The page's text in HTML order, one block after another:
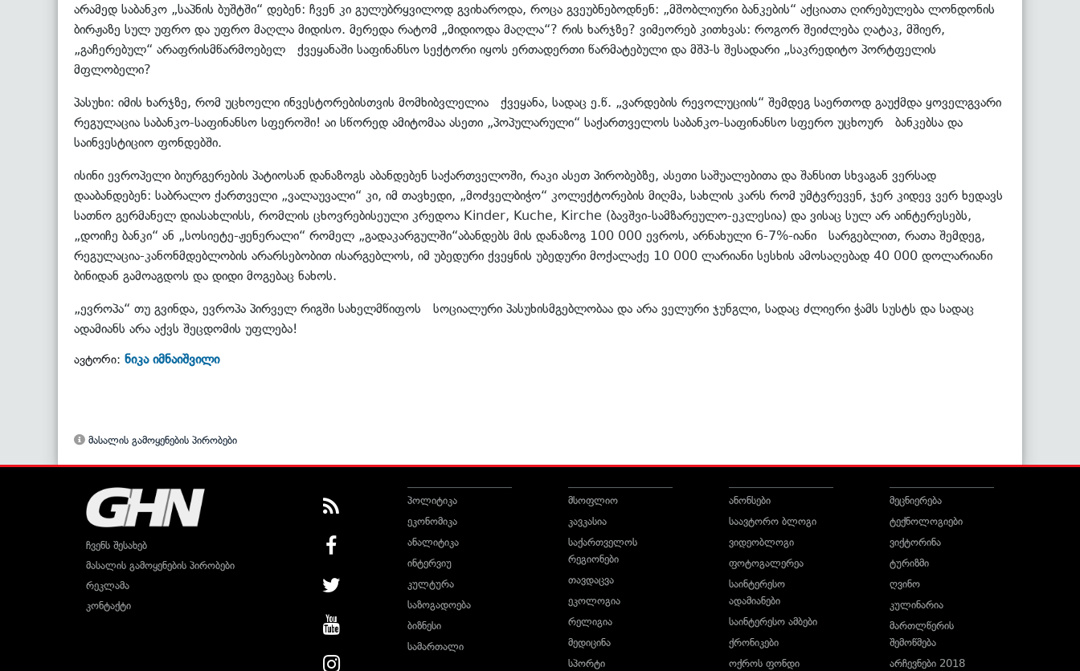
არამედ საბანკო „საპნის ბუშტში“ დებენ: ჩვენ კი გულუბრყვილოდ გვიხაროდა, როცა გვეუბნებოდნენ: „მშობლიური ბანკების“ აქციათა ღირებულება ლონდონის
ბირჟაზე სულ უფრო და უფრო მაღლა მიდისო. მერედა რატომ „მიდიოდა მაღლა“? რის ხარჯზე? ვიმეორებ კითხვას: როგორ შეიძლება ღატაკ, მშიერ,
„გაჩერებულ“ არაფრისმწარმოებელ ქვეყანაში საფინანსო სექტორი იყოს ერთადერთი წარმატებული და მშპ-ს შესადარი „საკრედიტო პორტფელის
მფლობელი?
პასუხი: იმის ხარჯზე, რომ უცხოელი ინვესტორებისთვის მომხიბვლელია ქვეყანა, სადაც ე.წ. „ვარდების რევოლუციის“ შემდეგ საერთოდ გაუქმდა ყოველგვარი
რეგულაცია საბანკო-საფინანსო სფეროში! აი სწორედ ამიტომაა ასეთი „პოპულარული“ საქართველოს საბანკო-საფინანსო სფერო უცხოურ ბანკებსა და
საინვესტიციო ფონდებში.
ისინი ევროპელი ბიურგერების პატიოსან დანაზოგს აბანდებენ საქართველოში, რაკი ასეთ პირობებზე, ასეთი საშუალებითა და შანსით სხვაგან ვერსად
დააბანდებენ: საბრალო ქართველი „ვალაუვალი“ კი, იმ თავხედი, „მოძველბიჭო“ კოლექტორების მიღმა, სახლის კარს რომ უმტვრევენ, ჯერ კიდევ ვერ ხედავს
სათნო გერმანელ დიასახლისს, რომლის ცხოვრებისეული კრედოა Kinder, Kuche, Kirche (ბავშვი-სამზარეულო-ეკლესია) და ვისაც სულ არ აინტერესებს,
„დოიჩე ბანკი“ ან „სოსიეტე-ჟენერალი“ რომელ „გადაკარგულში“აბანდებს მის დანაზოგ 100 000 ევროს, არნახული 6-7%-იანი სარგებლით, რათა შემდეგ,
რეგულაცია-კანონმდებლობის არარსებობით ისარგებლოს, იმ უბედური ქვეყნის უბედური მოქალაქე 10 000 ლარიანი სესხის ამოსაღებად 40 000 დოლარიანი
ბინიდან გამოაგდოს და დიდი მოგებაც ნახოს.
„ევროპა“ თუ გვინდა, ევროპა პირველ რიგში სახელმწიფოს სოციალური პასუხისმგებლობაა და არა ველური ჯუნგლი, სადაც ძლიერი ჭამს სუსტს და სადაც
ადამიანს არა აქვს შეცდომის უფლება!
ავტორი: ნიკა იმნაიშვილი
მასალის გამოყენების პირობები
ჩვენს შესახებ
მასალის გამოყენების პირობები
რეკლამა
კონტაქტი
პოლიტიკა
ეკონომიკა
ანალიტიკა
ინტერვიუ
კულტურა
საზოგადოება
ბიზნესი
სამართალი
მსოფლიო
კავკასია
საქართველოს
რეგიონები
თავდაცვა
ეკოლოგია
რელიგია
მედიცინა
სპორტი
ანონსები
საავტორო ბლოგი
ვიდეობლოგი
ფოტოგალერეა
საინტერესო
ადამიანები
საინტერესო ამბები
ქრონიკები
ოქროს ფონდი
მეცნიერება
ტექნოლოგიები
ვიქტორინა
ტურიზმი
ღვინო
კულინარია
მართლწერის
შემოწმება
არჩევნები 2018